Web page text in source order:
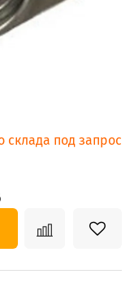
склада под запрос